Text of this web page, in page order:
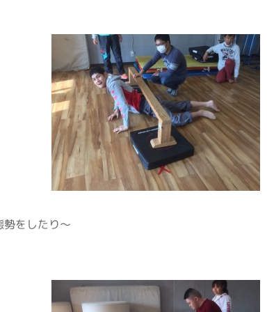
をしたり～